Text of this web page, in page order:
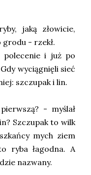
jaką złowicie,
- rzekł.
polecenie i już po
wyciągnięli sieć
szczupak i lin.
- myślał
Szczupak to wilk
mych ziem
ryba łagodna. A
nazwany.